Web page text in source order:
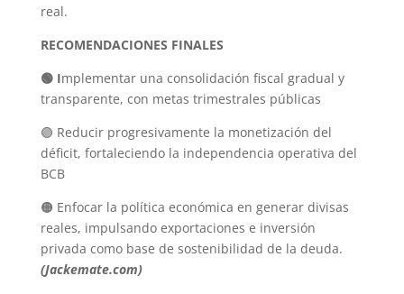
real.
RECOMENDACIONES FINALES
🟢Implementar una consolidación fiscal gradual y
transparente, con metas trimestrales públicas
🟣 Reducir progresivamente la monetización del
déficit, fortaleciendo la independencia operativa del
BCB
🟠 Enfocar la política económica en generar divisas
reales, impulsando exportaciones e inversión
privada como base de sostenibilidad de la deuda.
(Jackemate.com)